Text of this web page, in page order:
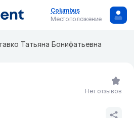
Columbus
Местоположение
Татьяна Бонифатьевна
Нет отзывов